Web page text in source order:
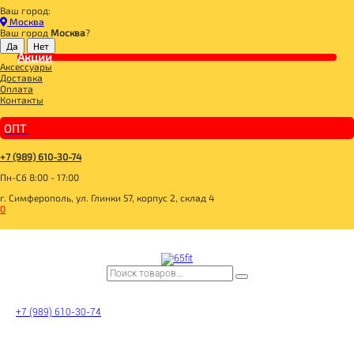
Ваш город:
Москва
Ваш город Москва?
Акции
Аксессуары
Доставка
Оплата
Контакты
ОПТ
+7 (989) 610-30-74
Пн-Сб 8:00 - 17:00
г. Симферополь, ул. Глинки 57, корпус 2, склад 4
0
+7 (989) 610-30-74
Главная
ДЛЯ ЗДОРОВОГО ПИТАНИЯ
DR.KORNER
DR.KORNER Хлебцы "Злаковый коктейль" с витаминами и минералами 100г